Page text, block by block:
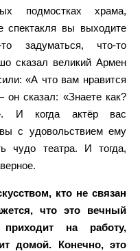
подмостках храма,
спектакля вы выходите
задуматься, что-то
сказал великий Армен
«А что вам нравится
сказал: «Знаете как?
И когда актёр вас
с удовольствием ему
чудо театра. И тогда,
кто не связан
что это вечный
на работу,
домой. Конечно, это